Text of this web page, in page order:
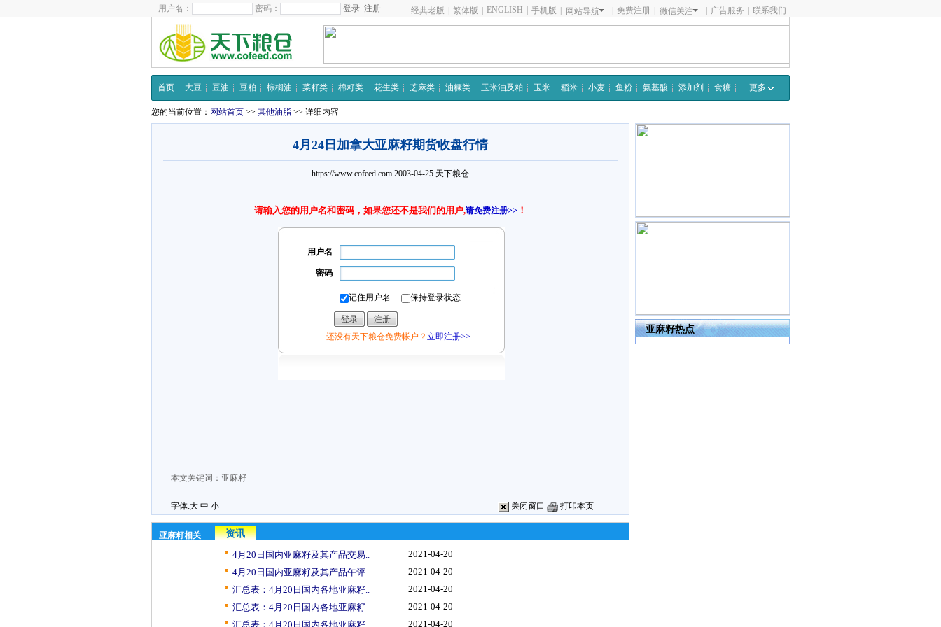
用户名： 密码： 注册 经典老版 繁体版 ENGLISH 手机版 网站导航 免费注册 微信关注 广告服务 联系我们
首页 大豆 豆油 豆粕 棕榈油 菜籽类 棉籽类 花生类 芝麻类 油糠类 玉米油及粕 玉米 稻米 小麦 鱼粉 氨基酸 添加剂 食糖 更多
您的当前位置： 网站首页 >> 其他油脂 >> 详细内容
4月24日加拿大亚麻籽期货收盘行情
https://www.cofeed.com 2003-04-25 天下粮仓
请输入您的用户名和密码，如果您还不是我们的用户,请免费注册>> ！
用户名
密码
记住用户名 保持登录状态
还没有天下粮仓免费帐户？ 立即注册>>
本文关键词： 亚麻籽
字体:大 中 小 关闭窗口 打印本页
亚麻籽相关
资讯
4月20日国内亚麻籽及其产品交易..
2021-04-20
4月20日国内亚麻籽及其产品午评..
2021-04-20
汇总表：4月20日国内各地亚麻籽..
2021-04-20
汇总表：4月20日国内各地亚麻籽..
2021-04-20
汇总表：4月20日国内各地亚麻籽..
2021-04-20
亚麻籽热点